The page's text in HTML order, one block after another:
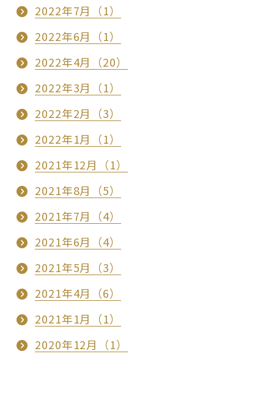
2022年7月（1）
2022年6月（1）
2022年4月（20）
2022年3月（1）
2022年2月（3）
2022年1月（1）
2021年12月（1）
2021年8月（5）
2021年7月（4）
2021年6月（4）
2021年5月（3）
2021年4月（6）
2021年1月（1）
2020年12月（1）